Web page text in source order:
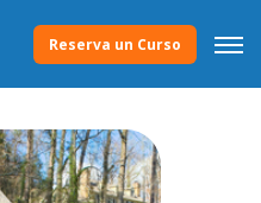
Reserva un Curso